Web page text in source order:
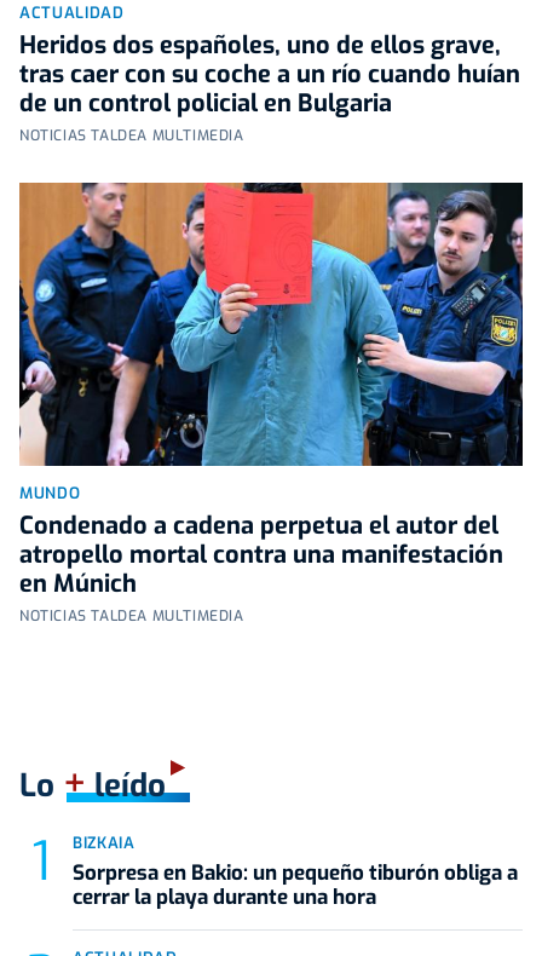
ACTUALIDAD
Heridos dos españoles, uno de ellos grave,
tras caer con su coche a un río cuando huían
de un control policial en Bulgaria
NOTICIAS TALDEA MULTIMEDIA
MUNDO
Condenado a cadena perpetua el autor del
atropello mortal contra una manifestación
en Múnich
NOTICIAS TALDEA MULTIMEDIA
Lo +leído
BIZKAIA
Sorpresa en Bakio: un pequeño tiburón obliga a
cerrar la playa durante una hora